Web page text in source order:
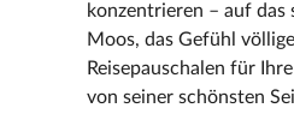
konzentrieren – auf das
Moos, das Gefühl
Reisepauschalen für
von seiner schönsten